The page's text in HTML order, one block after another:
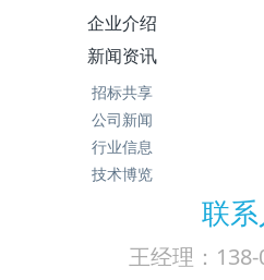
企业介绍
新闻资讯
招标共享
公司新闻
行业信息
技术博览
联系
王经理：